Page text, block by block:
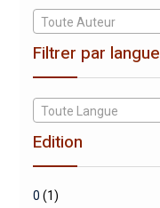
Toute Auteur
Filtrer par langue
Toute Langue
Edition
0 (1)